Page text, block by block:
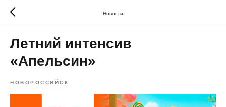
Новости
Летний интенсив
«Апельсин»
НОВОРОССИЙСК